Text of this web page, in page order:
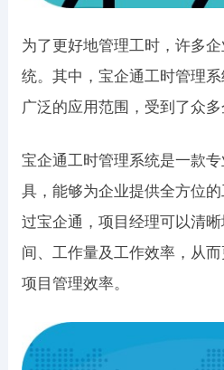
为了更好地管理工时，许多
统。其中，宝企通工时管理
广泛的应用范围，受到了众多
宝企通工时管理系统是一款
具，能够为企业提供全方位
过宝企通，项目经理可以清
间、工作量及工作效率，从
项目管理效率。